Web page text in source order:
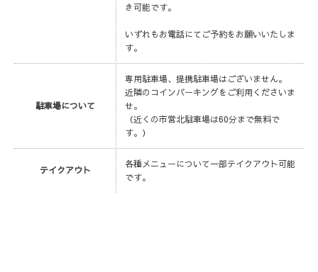
き可能です。
いずれもお電話にてご予約をお願いいたしま
す。
駐車場について
専用駐車場、提携駐車場はございません。
近隣のコインパーキングをご利用くださいま
せ。
（近くの市営北駐車場は60分まで無料で
す。）
テイクアウト
各種メニューについて一部テイクアウト可能
です。